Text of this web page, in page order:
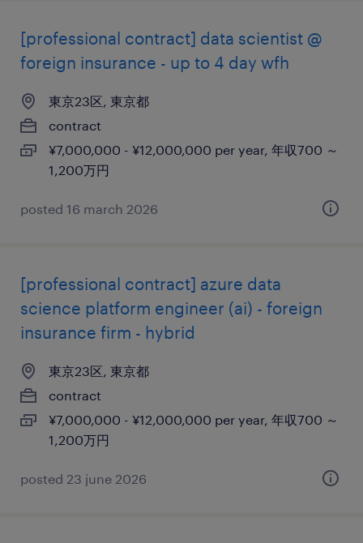
[professional contract] data scientist @
foreign insurance - up to 4 day wfh
東京23区, 東京都
contract
¥7,000,000 - ¥12,000,000 per year, 年収700 ～
1,200万円
posted 16 march 2026
[professional contract] azure data
science platform engineer (ai) - foreign
insurance firm - hybrid
東京23区, 東京都
contract
¥7,000,000 - ¥12,000,000 per year, 年収700 ～
1,200万円
posted 23 june 2026